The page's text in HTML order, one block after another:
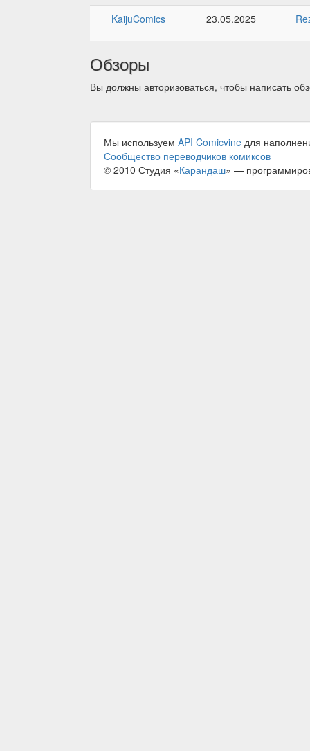
KaijuComics
23.05.2025
Обзоры
Вы должны авторизоваться, чтобы написать
Мы используем API Comicvine для
Сообщество переводчиков комиксов
© 2010 Студия «Карандаш» —